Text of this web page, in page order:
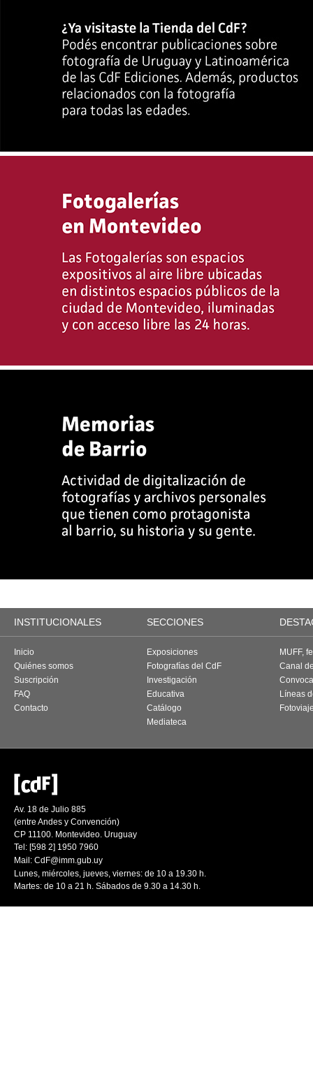
INSTITUCIONALES SECCIONES
Inicio
Quiénes somos
Suscripción
FAQ
Contacto
Exposiciones
Fotografías del CdF
Investigación
Educativa
Catálogo
Mediateca
MUFF,
Canal
Líneas
Av. 18 de Julio 885
(entre Andes y Convención)
CP 11100. Montevideo. Uruguay
Tel: [598 2] 1950 7960
Mail: CdF@imm.gub.uy
Lunes, miércoles, jueves, viernes: de 10 a 19.30 h.
Martes: de 10 a 21 h. Sábados de 9.30 a 14.30 h.